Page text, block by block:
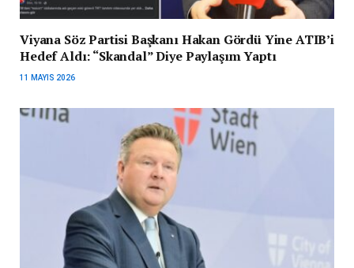
Viyana Söz Partisi Başkanı Hakan Gördü Yine ATIB’i
Hedef Aldı: “Skandal” Diye Paylaşım Yaptı
11 MAYIS 2026